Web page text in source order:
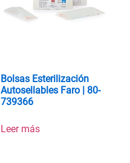
Bolsas Esterilización
Autosellables Faro | 80-
739366
Leer más